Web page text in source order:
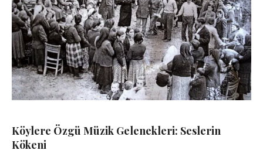
Köylere Özgü Müzik Gelenekleri: Seslerin
Kökeni